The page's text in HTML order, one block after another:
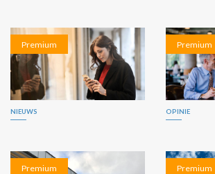
Premium
NIEUWS
Premium
OPINIE
Premium Premium